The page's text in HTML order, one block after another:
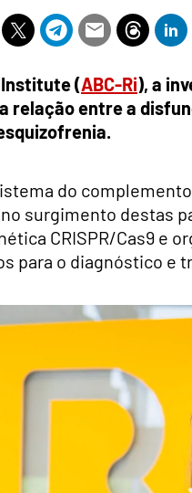
Institute (ABC-Ri), a
relação entre a
do
surgimento destas
CRISPR/Cas9 e
para o diagnóstico e